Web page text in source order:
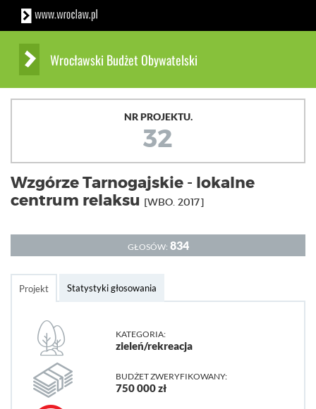
Wrocławski Budżet Obywatelski
NR PROJEKTU.
32
Wzgórze Tarnogajskie - lokalne
centrum relaksu [WBO. 2017]
GŁOSÓW: 834
Projekt Statystyki głosowania
KATEGORIA:
zieleń/rekreacja
BUDŻET ZWERYFIKOWANY:
750 000 zł